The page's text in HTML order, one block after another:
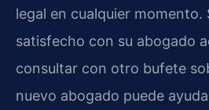
legal en cualquier momento.
satisfecho con su abogado
consultar con otro bufete
nuevo abogado puede